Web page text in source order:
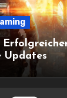
Updates